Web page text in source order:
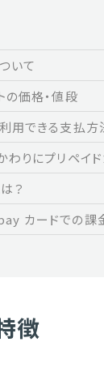
いて
の価格・値段
用できる支払
わりにプリペイ
？
カードでの課
徴